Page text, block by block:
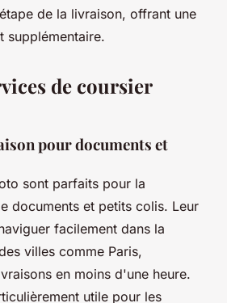
de la livraison, offrant une
supplémentaire.
de coursier
pour documents et
sont parfaits pour la
documents et petits colis. Leur
facilement dans la
villes comme Paris,
en moins d'une heure.
utile pour les